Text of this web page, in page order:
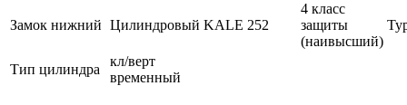
Замок нижний Цилиндровый KALE 252
4 класс
защиты
(наивысший)
Тип цилиндра
кл/верт
временный